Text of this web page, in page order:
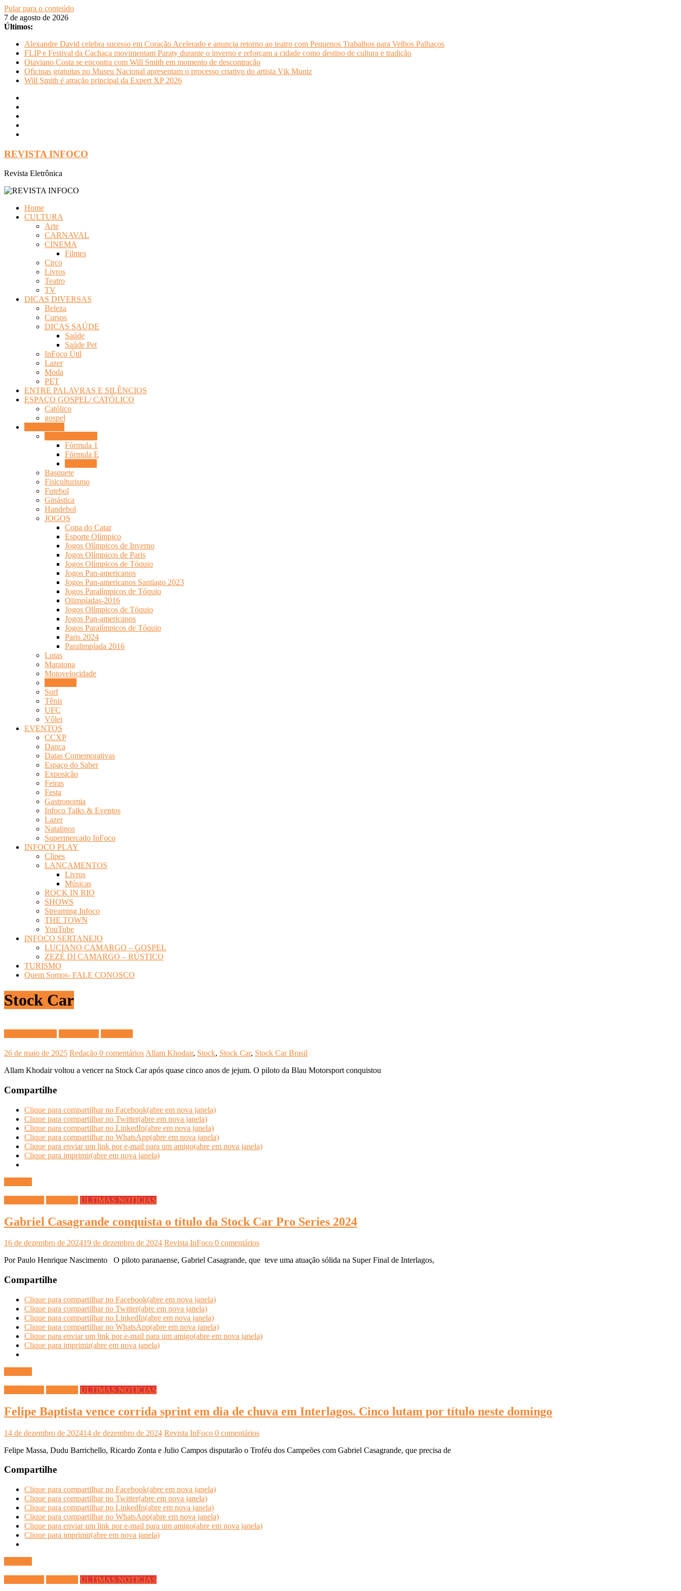
Pular para o conteúdo
7 de agosto de 2026
Últimos:
Alexandre David celebra sucesso em Coração Acelerado e anuncia retorno ao teatro com Pequenos Trabalhos para Velhos Palhaços
FLIP e Festival da Cachaça movimentam Paraty durante o inverno e reforçam a cidade como destino de cultura e tradição
Otaviano Costa se encontra com Will Smith em momento de descontração
Oficinas gratuitas no Museu Nacional apresentam o processo criativo do artista Vik Muniz
Will Smith é atração principal da Expert XP 2026
REVISTA INFOCO
Revista Eletrônica
Home
CULTURA
Arte
CARNAVAL
CINEMA
Filmes
Circo
Livros
Teatro
TV
DICAS DIVERSAS
Beleza
Cursos
DICAS SAÚDE
Saúde
Saúde Pet
InFoco Útil
Lazer
Moda
PET
ENTRE PALAVRAS E SILÊNCIOS
ESPAÇO GOSPEL/ CATÓLICO
Católico
gospel
Fórmula 1
Fórmula E
Basquete
Fisiculturismo
Futebol
Ginástica
Handebol
JOGOS
Copa do Catar
Esporte Olímpico
Jogos Olímpicos de Inverno
Jogos Olímpicos de Paris
Jogos Olímpicos de Tóquio
Jogos Pan-americanos
Jogos Pan-americanos Santiago 2023
Jogos Paralímpicos de Tóquio
Olimpíadas-2016
Jogos Olímpicos de Tóquio
Jogos Pan-americanos
Jogos Paralímpicos de Tóquio
Paris 2024
Paralimpíada 2016
Lutas
Maratona
Motovelocidade
Surf
Tênis
UFC
Vôlei
EVENTOS
CCXP
Dança
Datas Comemorativas
Espaço do Saber
Exposição
Feiras
Festa
Gastronomia
Infoco Talks & Eventos
Lazer
Natalinos
Supermercado InFoco
INFOCO PLAY
Clipes
LANÇAMENTOS
Livros
Músicas
ROCK IN RIO
SHOWS
Streaming Infoco
THE TOWN
YouTube
INFOCO SERTANEJO
LUCIANO CAMARGO – GOSPEL
ZEZÉ DI CAMARGO – RÚSTICO
TURISMO
Quem Somos- FALE CONOSCO
Stock Car
26 de maio de 2025 Redação 0 comentários Allam Khodair, Stock, Stock Car, Stock Car Brasil
Allam Khodair voltou a vencer na Stock Car após quase cinco anos de jejum. O piloto da Blau Motorsport conquistou
Compartilhe
Clique para compartilhar no Facebook(abre em nova janela)
Clique para compartilhar no Twitter(abre em nova janela)
Clique para compartilhar no LinkedIn(abre em nova janela)
Clique para compartilhar no WhatsApp(abre em nova janela)
Clique para enviar um link por e-mail para um amigo(abre em nova janela)
Clique para imprimir(abre em nova janela)
ÚLTIMAS NOTÍCIAS
Gabriel Casagrande conquista o título da Stock Car Pro Series 2024
16 de dezembro de 202419 de dezembro de 2024 Revista InFoco 0 comentários
Por Paulo Henrique Nascimento O piloto paranaense, Gabriel Casagrande, que teve uma atuação sólida na Super Final de Interlagos,
Compartilhe
Clique para compartilhar no Facebook(abre em nova janela)
Clique para compartilhar no Twitter(abre em nova janela)
Clique para compartilhar no LinkedIn(abre em nova janela)
Clique para compartilhar no WhatsApp(abre em nova janela)
Clique para enviar um link por e-mail para um amigo(abre em nova janela)
Clique para imprimir(abre em nova janela)
ÚLTIMAS NOTÍCIAS
Felipe Baptista vence corrida sprint em dia de chuva em Interlagos. Cinco lutam por título neste domingo
14 de dezembro de 202414 de dezembro de 2024 Revista InFoco 0 comentários
Felipe Massa, Dudu Barrichello, Ricardo Zonta e Julio Campos disputarão o Troféu dos Campeões com Gabriel Casagrande, que precisa de
Compartilhe
Clique para compartilhar no Facebook(abre em nova janela)
Clique para compartilhar no Twitter(abre em nova janela)
Clique para compartilhar no LinkedIn(abre em nova janela)
Clique para compartilhar no WhatsApp(abre em nova janela)
Clique para enviar um link por e-mail para um amigo(abre em nova janela)
Clique para imprimir(abre em nova janela)
ÚLTIMAS NOTÍCIAS